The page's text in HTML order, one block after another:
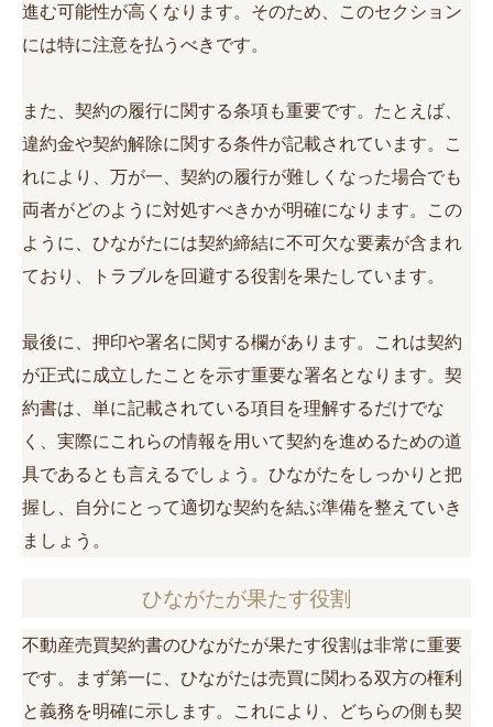
進む可能性が高くなります。そのため、このセクション
には特に注意を払うべきです。
また、契約の履行に関する条項も重要です。たとえば、
違約金や契約解除に関する条件が記載されています。こ
れにより、万が一、契約の履行が難しくなった場合でも
両者がどのように対処すべきかが明確になります。この
ように、ひながたには契約締結に不可欠な要素が含まれ
ており、トラブルを回避する役割を果たしています。
最後に、押印や署名に関する欄があります。これは契約
が正式に成立したことを示す重要な署名となります。契
約書は、単に記載されている項目を理解するだけでな
く、実際にこれらの情報を用いて契約を進めるための道
具であるとも言えるでしょう。ひながたをしっかりと把
握し、自分にとって適切な契約を結ぶ準備を整えていき
ましょう。
ひながたが果たす役割
不動産売買契約書のひながたが果たす役割は非常に重要
です。まず第一に、ひながたは売買に関わる双方の権利
と義務を明確に示します。これにより、どちらの側も契